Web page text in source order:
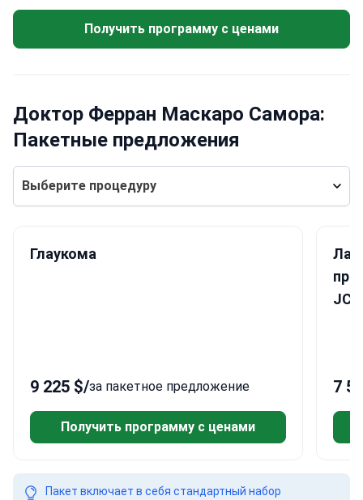
Получить программу с ценами
Доктор Ферран Маскаро Самора:
Пакетные предложения
Выберите процедуру
Глаукома
9 225 $/за пакетное предложение
Получить программу с ценами
JCI
7
Пакет включает в себя стандартный набор